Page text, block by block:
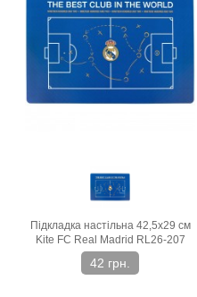
Підкладка настільна 42,5х29 см
Kite FC Real Madrid RL26-207
42 грн.